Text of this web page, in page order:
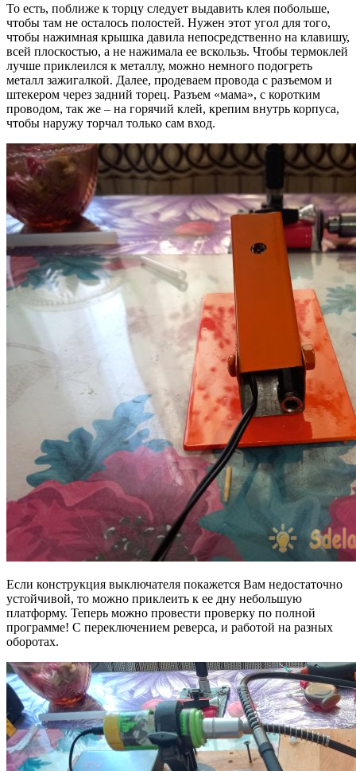
То есть, поближе к торцу следует выдавить клея побольше,
чтобы там не осталось полостей. Нужен этот угол для того,
чтобы нажимная крышка давила непосредственно на клавишу,
всей плоскостью, а не нажимала ее вскользь. Чтобы термоклей
лучше приклеился к металлу, можно немного подогреть
металл зажигалкой. Далее, продеваем провода с разъемом и
штекером через задний торец. Разъем «мама», с коротким
проводом, так же – на горячий клей, крепим внутрь корпуса,
чтобы наружу торчал только сам вход.
Если конструкция выключателя покажется Вам недостаточно
устойчивой, то можно приклеить к ее дну небольшую
платформу. Теперь можно провести проверку по полной
программе! С переключением реверса, и работой на разных
оборотах.